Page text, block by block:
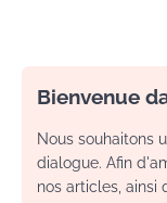
Bienvenue
Nous souhaitons
dialogue. Afin
nos articles, ainsi